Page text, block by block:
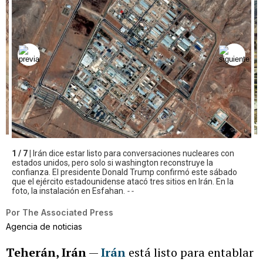
1 / 7 |
Irán dice estar listo para conversaciones nucleares con
estados unidos, pero solo si washington reconstruye la
confianza. El presidente Donald Trump confirmó este sábado
que el ejército estadounidense atacó tres sitios en Irán. En la
foto, la instalación en Esfahan. - -
Por The Associated Press
Agencia de noticias
Teherán, Irán—Irán está listo para entablar